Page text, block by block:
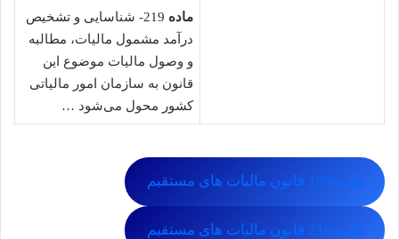
ماده
219- شناسایی و تشخیص
درآمد مشمول مالیات، مطالبه
و وصول مالیات موضوع این
قانون به سازمان امور مالیاتی
کشور محول می‌شود …
ماده 139 قانون مالیات های مستقیم
ماده 219 قانون مالیات های مستقیم